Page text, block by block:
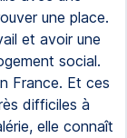
une place.
et avoir une
social.
France. Et ces
difficiles à
elle connaît